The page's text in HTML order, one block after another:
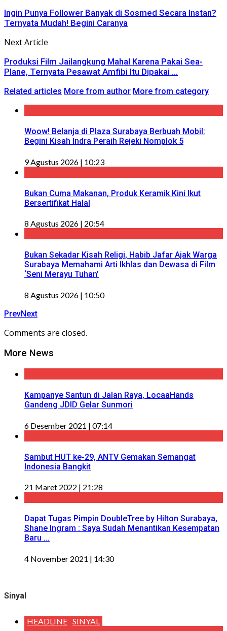
Ingin Punya Follower Banyak di Sosmed Secara Instan?
Ternyata Mudah! Begini Caranya
Next Article
Produksi Film Jailangkung Mahal Karena Pakai Sea-
Plane, Ternyata Pesawat Amfibi Itu Dipakai ...
Related articles More from author More from category
Woow! Belanja di Plaza Surabaya Berbuah Mobil:
Begini Kisah Indra Peraih Rejeki Nomplok 5
9 Agustus 2026 | 10:23
Bukan Cuma Makanan, Produk Keramik Kini Ikut
Bersertifikat Halal
8 Agustus 2026 | 20:54
Bukan Sekadar Kisah Religi, Habib Jafar Ajak Warga
Surabaya Memahami Arti Ikhlas dan Dewasa di Film
‘Seni Merayu Tuhan’
8 Agustus 2026 | 10:50
PrevNext
Comments are closed.
More News
Kampanye Santun di Jalan Raya, LocaaHands
Gandeng JDID Gelar Sunmori
6 Desember 2021 | 07:14
Sambut HUT ke-29, ANTV Gemakan Semangat
Indonesia Bangkit
21 Maret 2022 | 21:28
Dapat Tugas Pimpin DoubleTree by Hilton Surabaya,
Shane Ingram : Saya Sudah Menantikan Kesempatan
Baru ...
4 November 2021 | 14:30
Sinyal
HEADLINE SINYAL